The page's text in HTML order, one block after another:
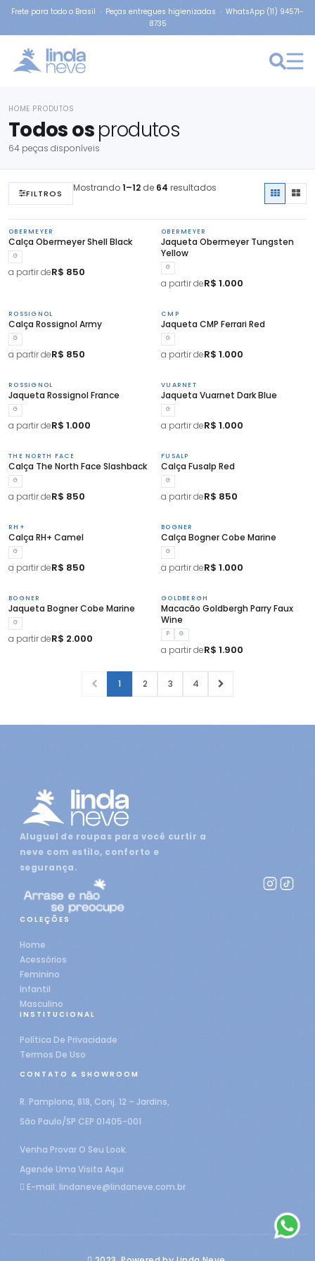
Frete para todo o Brasil · Peças entregues higienizadas · WhatsApp (11) 94571-
8735
HOME PRODUTOS
Todos osprodutos
64 peças disponíveis
FILTROS Mostrando1–12 de 64 resultados
OBERMEYER
Calça Obermeyer Shell Black
G
a partir deR$ 850
OBERMEYER
Jaqueta Obermeyer Tungsten
Yellow
G
a partir deR$ 1.000
ROSSIGNOL
Calça Rossignol Army
G
a partir deR$ 850
CMP
Jaqueta CMP Ferrari Red
G
a partir deR$ 1.000
ROSSIGNOL
Jaqueta Rossignol France
G
a partir deR$ 1.000
VUARNET
Jaqueta Vuarnet Dark Blue
G
a partir deR$ 1.000
THE NORTH FACE
Calça The North Face Slashback
G
a partir deR$ 850
FUSALP
Calça Fusalp Red
G
a partir deR$ 850
RH+
Calça RH+ Camel
G
a partir deR$ 850
BOGNER
Calça Bogner Cobe Marine
G
a partir deR$ 1.000
BOGNER
Jaqueta Bogner Cobe Marine
G
a partir deR$ 2.000
GOLDBERGH
Macacão Goldbergh Parry Faux
Wine
P G
a partir deR$ 1.900
1 2 3 4
Aluguel de roupas para você curtir a
neve com estilo, conforto e
segurança.
COLEÇÕES
Home
Acessórios
Feminino
Infantil
Masculino
INSTITUCIONAL
Política De Privacidade
Termos De Uso
CONTATO & SHOWROOM
R. Pamplona, 818, Conj. 12 – Jardins,
São Paulo/SP CEP 01405-001
Venha Provar O Seu Look.
Agende Uma Visita Aqui
E-mail: lindaneve@lindaneve.com.br